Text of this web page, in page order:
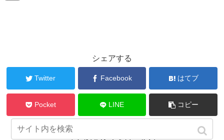
シェアする
Twitter Facebook はてブ
Pocket LINE コピー